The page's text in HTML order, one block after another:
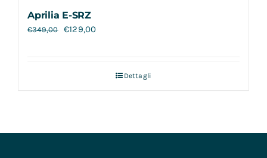
Aprilia E-SRZ
€349,00 €129,00
Dettagli